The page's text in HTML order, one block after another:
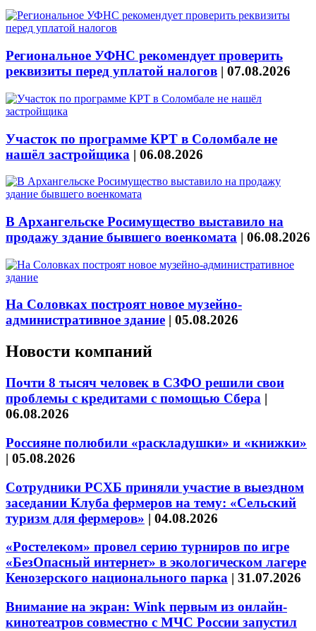
Региональное УФНС рекомендует проверить
реквизиты перед уплатой налогов | 07.08.2026
Участок по программе КРТ в Соломбале не
нашёл застройщика | 06.08.2026
В Архангельске Росимущество выставило на
продажу здание бывшего военкомата | 06.08.2026
На Соловках построят новое музейно-
административное здание | 05.08.2026
Новости компаний
Почти 8 тысяч человек в СЗФО решили свои
проблемы с кредитами с помощью Сбера |
06.08.2026
Россияне полюбили «раскладушки» и «книжки»
| 05.08.2026
Сотрудники РСХБ приняли участие в выездном
заседании Клуба фермеров на тему: «Сельский
туризм для фермеров» | 04.08.2026
«Ростелеком» провел серию турниров по игре
«БезОпасный интернет» в экологическом лагере
Кенозерского национального парка | 31.07.2026
Внимание на экран: Wink первым из онлайн-
кинотеатров совместно с МЧС России запустил